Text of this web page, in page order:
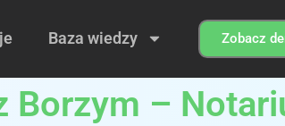
Baza wiedzy Zobacz
Borzym –